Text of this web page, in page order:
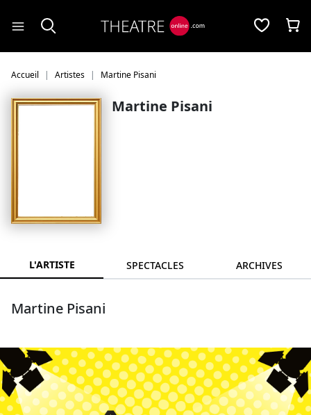
Accueil Artistes Martine Pisani
Martine Pisani
L'ARTISTE SPECTACLES ARCHIVES
Martine Pisani